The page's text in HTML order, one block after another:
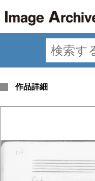
作品詳細